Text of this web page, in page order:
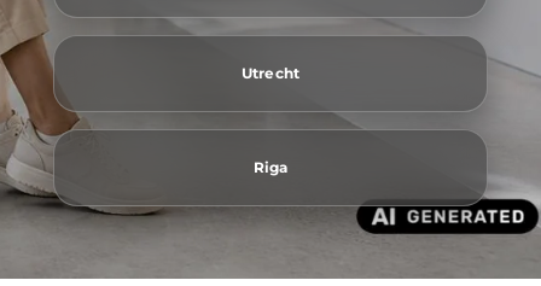
Utrecht
Riga